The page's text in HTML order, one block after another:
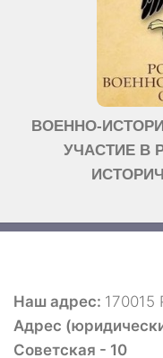
ВОЕННО-
УЧАСТИЕ В
Наш адрес: 170015
Адрес
Советская - 10